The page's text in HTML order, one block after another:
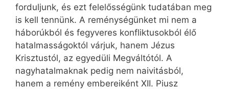
forduljunk, és ezt felelősségünk tudatában meg
is kell tennünk. A reménységünket mi nem a
háborúkból és fegyveres konfliktusokból élő
hatalmasságoktól várjuk, hanem Jézus
Krisztustól, az egyedüli Megváltótól. A
nagyhatalmaknak pedig nem naivitásból,
hanem a remény embereiként XII. ­Piusz